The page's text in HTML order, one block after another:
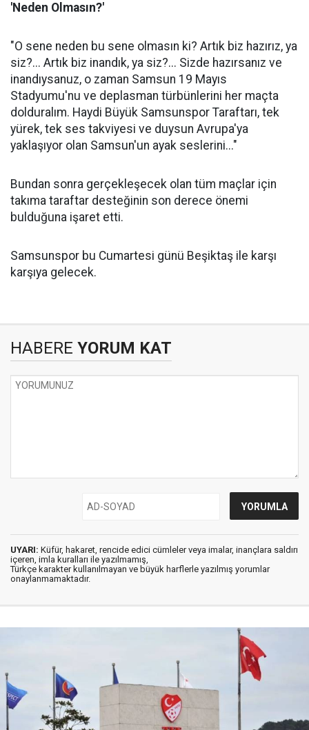
'Neden Olmasın?'
"O sene neden bu sene olmasın ki? Artık biz hazırız, ya
siz?... Artık biz inandık, ya siz?... Sizde hazırsanız ve
inandıysanuz, o zaman Samsun 19 Mayıs
Stadyumu'nu ve deplasman türbünlerini her maçta
dolduralım. Haydi Büyük Samsunspor Taraftarı, tek
yürek, tek ses takviyesi ve duysun Avrupa'ya
yaklaşıyor olan Samsun'un ayak seslerini..."
Bundan sonra gerçekleşecek olan tüm maçlar için
takıma taraftar desteğinin son derece önemi
bulduğuna işaret etti.
Samsunspor bu Cumartesi günü Beşiktaş ile karşı
karşıya gelecek.
HABERE YORUM KAT
UYARI: Küfür, hakaret, rencide edici cümleler veya imalar, inançlara saldırı
içeren, imla kuralları ile yazılmamış,
Türkçe karakter kullanılmayan ve büyük harflerle yazılmış yorumlar
onaylanmamaktadır.